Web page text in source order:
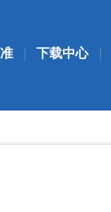
下载中心